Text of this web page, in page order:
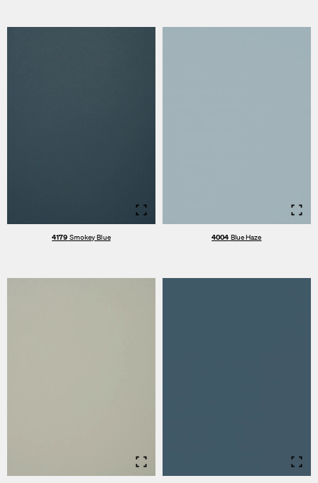
Info
4179 Smokey Blue
Info
4004 Blue Haze
Info Info